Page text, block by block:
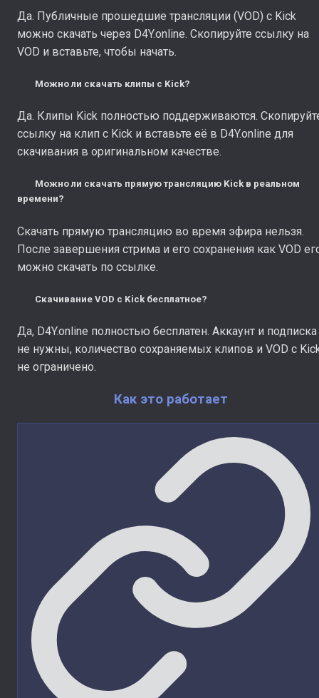
Да. Публичные прошедшие трансляции (VOD) с Kick
можно скачать через D4Y.online. Скопируйте ссылку на
VOD и вставьте, чтобы начать.
Можно ли скачать клипы с Kick?
Да. Клипы Kick полностью поддерживаются.
ссылку на клип с Kick и вставьте её в D4Y.online для
скачивания в оригинальном качестве.
Можно ли скачать прямую трансляцию Kick в реальном
времени?
Скачать прямую трансляцию во время эфира нельзя.
После завершения стрима и его сохранения как VOD
можно скачать по ссылке.
Скачивание VOD с Kick бесплатное?
Да, D4Y.online полностью бесплатен. Аккаунт и подписка
не нужны, количество сохраняемых клипов и VOD с
не ограничено.
Как это работает